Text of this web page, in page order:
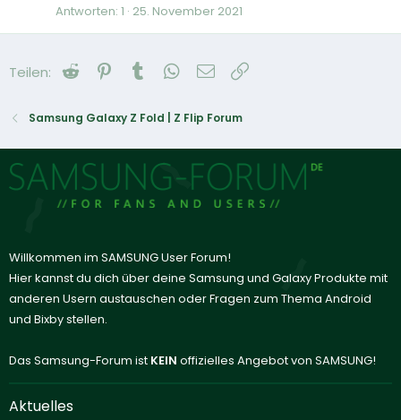
Antworten 1 25. November 2021
Teilen: Reddit Pinterest
Tumblr WhatsApp
E-Mail
Samsung Galaxy Z Fold | Z Flip Forum
Willkommen im SAMSUNG User Forum!
Hier kannst du dich über deine Samsung und Galaxy Produkte mit
anderen Usern austauschen oder Fragen zum Thema Android
und Bixby stellen.
Das Samsung-Forum ist KEIN offizielles Angebot von SAMSUNG!
Aktuelles